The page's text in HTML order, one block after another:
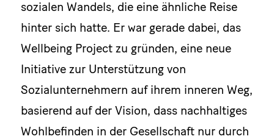
sozialen Wandels, die eine ähnliche Reise
hinter sich hatte. Er war gerade dabei, das
Wellbeing Project zu gründen, eine neue
Initiative zur Unterstützung von
Sozialunternehmern auf ihrem inneren Weg,
basierend auf der Vision, dass nachhaltiges
Wohlbefinden in der Gesellschaft nur durch